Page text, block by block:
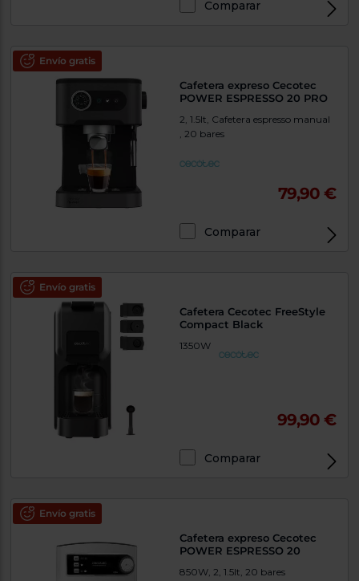
Comparar
Envío gratis
Cafetera expreso Cecotec
POWER ESPRESSO 20 PRO
2, 1.5lt, Cafetera espresso manual
, 20 bares
79,90 €
Comparar
Envío gratis
Cafetera Cecotec FreeStyle
Compact Black
1350W
99,90 €
Comparar
Envío gratis
Cafetera expreso Cecotec
POWER ESPRESSO 20
850W, 2, 1.5lt, 20 bares